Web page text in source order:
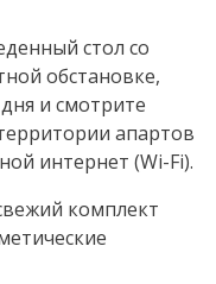
стол со
обстановке,
и смотрите
апартов
интернет (Wi-Fi).
комплект